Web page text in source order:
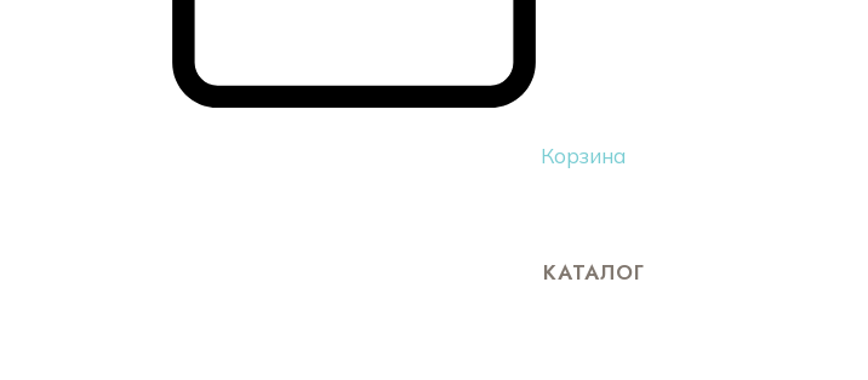
Корзина
КАТАЛОГ